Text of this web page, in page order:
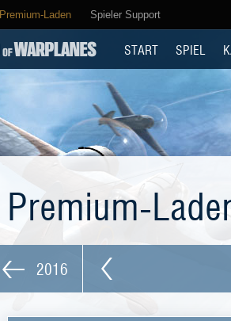
Premium-Laden Spieler Support
START SPIEL
Premium-
2016